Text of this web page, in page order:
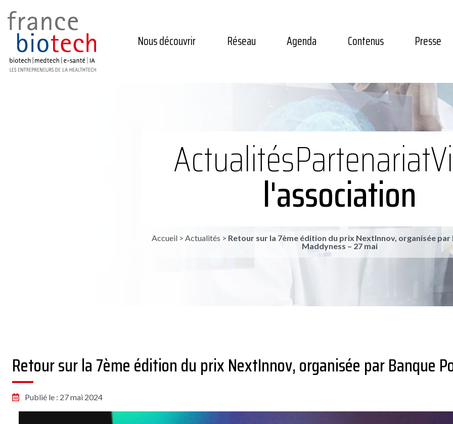
Nous découvrir Réseau Agenda Contenus Presse
ActualitésPartenariat
l'association
Accueil> Actualités > Retour sur la 7ème édition du prix NextInnov, organisée
Maddyness – 27 mai
Retour sur la 7ème édition du prix NextInnov, organisée par Banque
Publié le : 27 mai 2024